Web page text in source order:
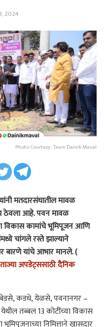
2024
Photo Courtesy : Team Dainik Maval
मतदारसंघातील मावळ
ठेवला आहे. पवन मावळ
विकास कामांचे भूमिपूजन आणि
चांगले रस्ते झाल्याने
बारणे यांचे आभार मानले. (
अपडेट्ससाठी दैनिक
कडधे, येळसे, पवनानगर –
तब्बल 13 कोटींच्या विकास